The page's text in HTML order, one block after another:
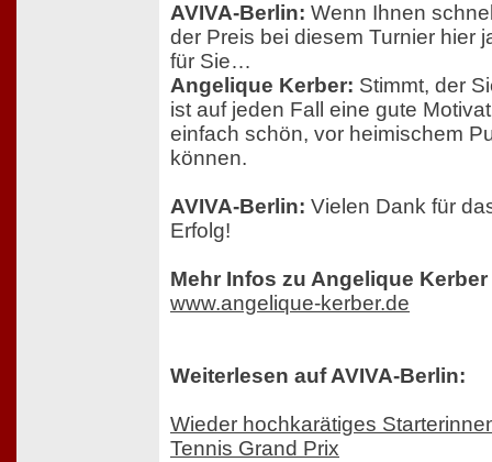
AVIVA-Berlin: Wenn Ihnen
der Preis bei diesem Turnier hier
für Sie…
Angelique Kerber: Stimmt, der
ist auf jeden Fall eine gute
einfach schön, vor heimischem
können.
AVIVA-Berlin: Vielen Dank für
Erfolg!
Mehr Infos zu Angelique
www.angelique-kerber.de
Weiterlesen auf AVIVA-Berlin:
Wieder hochkarätiges
Tennis Grand Prix